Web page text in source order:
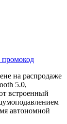
на распродаже
5.0,
встроенный
автономной